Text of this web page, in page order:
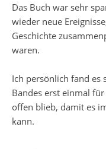
Das Buch war sehr
wieder neue
Geschichte
waren.
Ich persönlich fand es
Bandes erst einmal
offen blieb, damit es
kann.